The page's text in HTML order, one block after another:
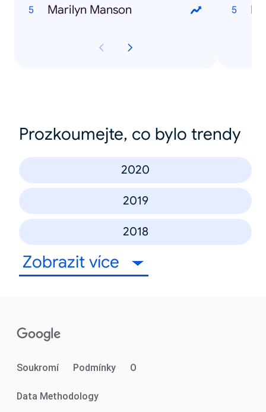
Marilyn Manson
Prozkoumejte, co bylo trendy
2020
2019
2018
Zobrazit více
Soukromí Podmínky O
Data Methodology